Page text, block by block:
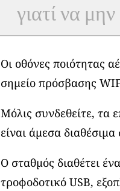
γιατί να
Οι οθόνες ποιότητας
σημείο πρόσβασης
Μόλις συνδεθείτε, τα
είναι άμεσα
Ο σταθμός διαθέτει
τροφοδοτικό USB,